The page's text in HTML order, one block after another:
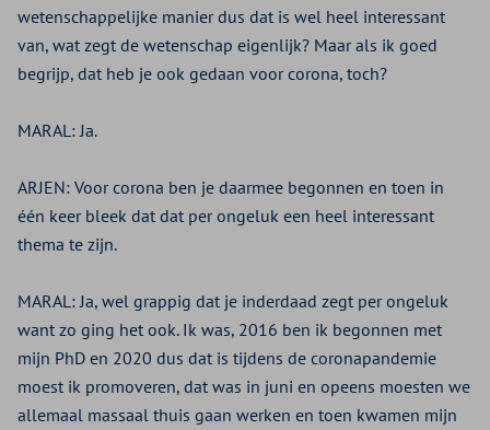
wetenschappelijke manier dus dat is wel heel interessant
van, wat zegt de wetenschap eigenlijk? Maar als ik goed
begrijp, dat heb je ook gedaan voor corona, toch?
MARAL: Ja.
ARJEN: Voor corona ben je daarmee begonnen en toen in
één keer bleek dat dat per ongeluk een heel interessant
thema te zijn.
MARAL: Ja, wel grappig dat je inderdaad zegt per ongeluk
want zo ging het ook. Ik was, 2016 ben ik begonnen met
mijn PhD en 2020 dus dat is tijdens de coronapandemie
moest ik promoveren, dat was in juni en opeens moesten we
allemaal massaal thuis gaan werken en toen kwamen mijn